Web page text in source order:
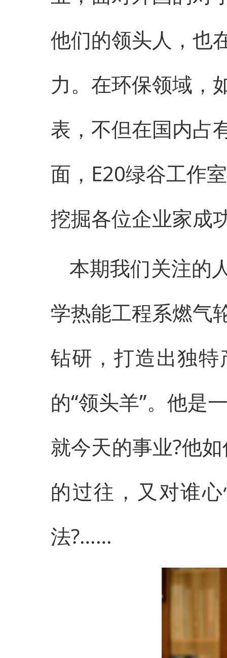
他们的领头人，也
力。在环保领域，
表，不但在国内占
面，E20绿谷工作
挖掘各位企业家成
本期我们关注的
学热能工程系燃气
钻研，打造出独
的“领头羊”。他是
就今天的事业?他
的过往，又对谁
法?……